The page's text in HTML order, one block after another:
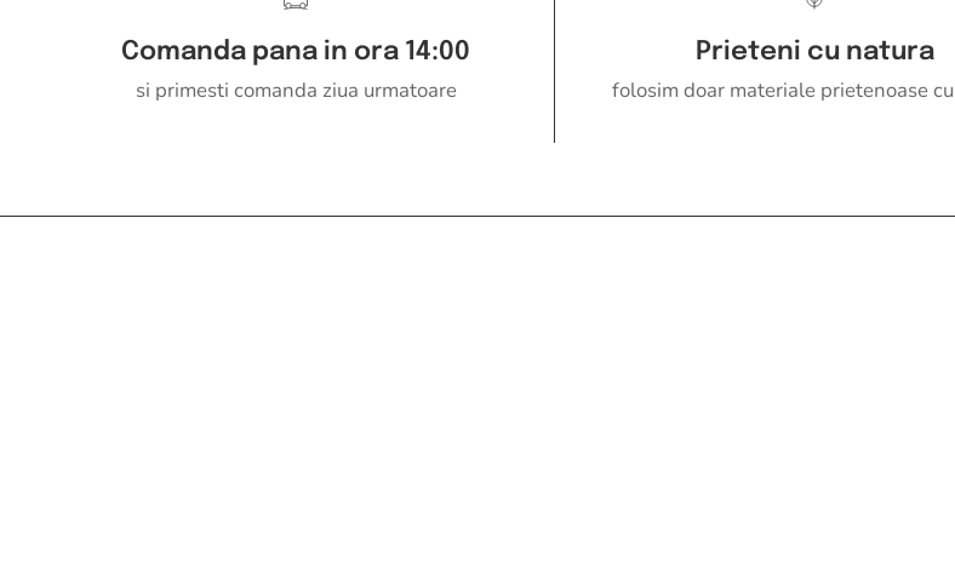
Comanda pana in ora 14:00
si primesti comanda ziua urmatoare
Prieteni cu natura
folosim doar materiale prietenoase